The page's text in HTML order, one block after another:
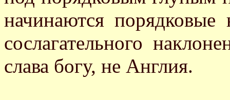
начинаются
сослагательного
слава богу, не Англия.